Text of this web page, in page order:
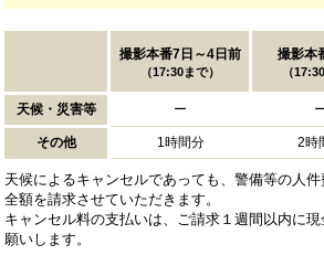
撮影本番7日～4日前
（17:30まで）
撮影本
（
天候・災害等 ー
その他 1時間分 2時
天候によるキャンセルであっても、警備等の人
全額を請求させていただきます。
キャンセル料の支払いは、ご請求１週間以内に
願いします。